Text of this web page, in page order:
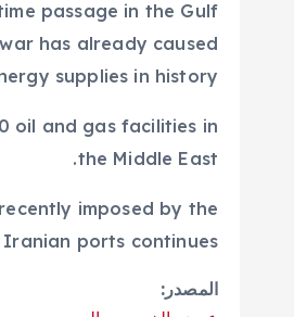
passage in the Gulf
has already caused
supplies in history.
oil and gas facilities in
the Middle East.
imposed by the
Iranian ports continues.
المصدر: